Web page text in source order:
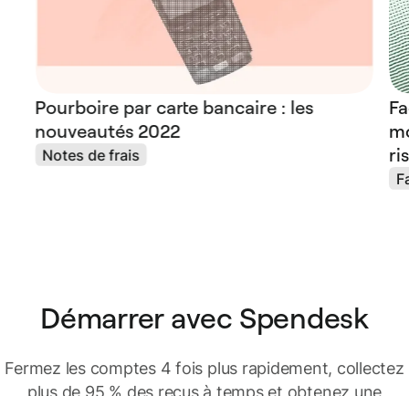
Pourboire par carte bancaire : les
nouveautés 2022
Notes de frais
Démarrer avec Spendesk
Fermez les comptes 4 fois plus rapidement, collectez
plus de 95 % des reçus à temps et obtenez une